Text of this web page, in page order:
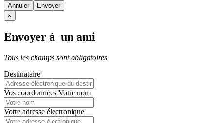
Annuler
×
Envoyer à un ami
Tous les champs sont obligatoires
Destinataire
Vos coordonnées Votre nom
Votre adresse électronique